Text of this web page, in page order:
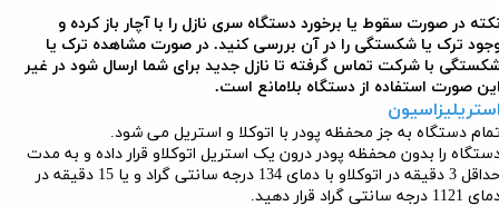
در صورت سقوط یا برخورد دستگاه سری نازل را با آچار باز کرده و
ترک یا شکستگی را در آن بررسی کنید. در صورت مشاهده ترک یا
با شرکت تماس گرفته تا نازل جدید برای شما ارسال شود در غیر
صورت استفاده از دستگاه بلامانع است.
دستگاه به جز محفظه پودر با اتوکلا و استریل می شود.
را بدون محفظه پودر درون یک استریل اتوکلاو قرار داده و به مدت
حداقل 3 دقیقه در اتوکلاو با دمای 134 درجه سانتی گراد و یا 15 دقیقه در
درجه سانتی گراد قرار دهید.